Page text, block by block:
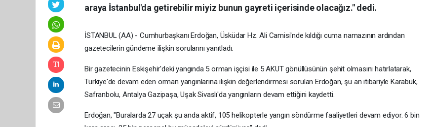
araya İstanbul'da getirebilir miyiz bunun gayreti içerisinde olacağız." dedi.
İSTANBUL (AA) - Cumhurbaşkanı Erdoğan, Üsküdar Hz. Ali Camisi'nde kıldığı cuma namazının ardından
gazetecilerin gündeme ilişkin sorularını yanıtladı.
Bir gazetecinin Eskişehir'deki yangında 5 orman işçisi ile 5 AKUT gönüllüsünün şehit olmasını hatırlatarak,
Türkiye'de devam eden orman yangınlarına ilişkin değerlendirmesi sorulan Erdoğan, şu an itibariyle Karabük,
Safranbolu, Antalya Gazipaşa, Uşak Sivaslı'da yangınların devam ettiğini kaydetti.
Erdoğan, "Buralarda 27 uçak şu anda aktif, 105 helikopterle yangın söndürme faaliyetleri devam ediyor. 6 bin